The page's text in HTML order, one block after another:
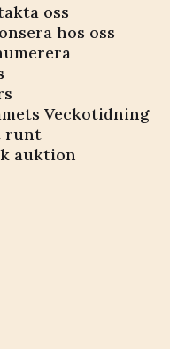
oss
hos oss
Veckotidning
runt
auktion